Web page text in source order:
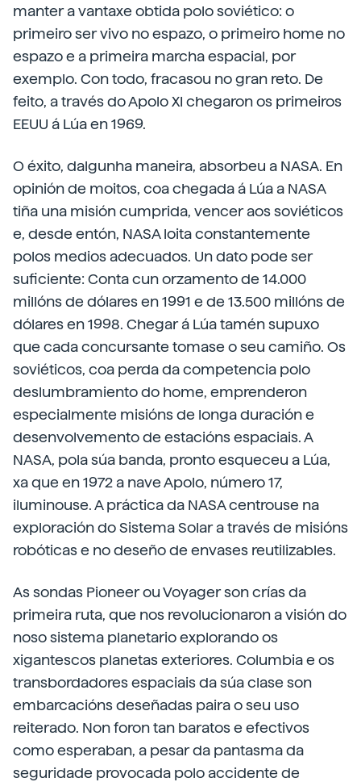
manter a vantaxe obtida polo soviético: o
primeiro ser vivo no espazo, o primeiro home no
espazo e a primeira marcha espacial, por
exemplo. Con todo, fracasou no gran reto. De
feito, a través do Apolo XI chegaron os primeiros
EEUU á Lúa en 1969.
O éxito, dalgunha maneira, absorbeu a NASA. En
opinión de moitos, coa chegada á Lúa a NASA
tiña una misión cumprida, vencer aos soviéticos
e, desde entón, NASA loita constantemente
polos medios adecuados. Un dato pode ser
suficiente: Conta cun orzamento de 14.000
millóns de dólares en 1991 e de 13.500 millóns de
dólares en 1998. Chegar á Lúa tamén supuxo
que cada concursante tomase o seu camiño. Os
soviéticos, coa perda da competencia polo
deslumbramiento do home, emprenderon
especialmente misións de longa duración e
desenvolvemento de estacións espaciais. A
NASA, pola súa banda, pronto esqueceu a Lúa,
xa que en 1972 a nave Apolo, número 17,
iluminouse. A práctica da NASA centrouse na
exploración do Sistema Solar a través de misións
robóticas e no deseño de envases reutilizables.
As sondas Pioneer ou Voyager son crías da
primeira ruta, que nos revolucionaron a visión do
noso sistema planetario explorando os
xigantescos planetas exteriores. Columbia e os
transbordadores espaciais da súa clase son
embarcacións deseñadas paira o seu uso
reiterado. Non foron tan baratos e efectivos
como esperaban, a pesar da pantasma da
seguridade provocada polo accidente de